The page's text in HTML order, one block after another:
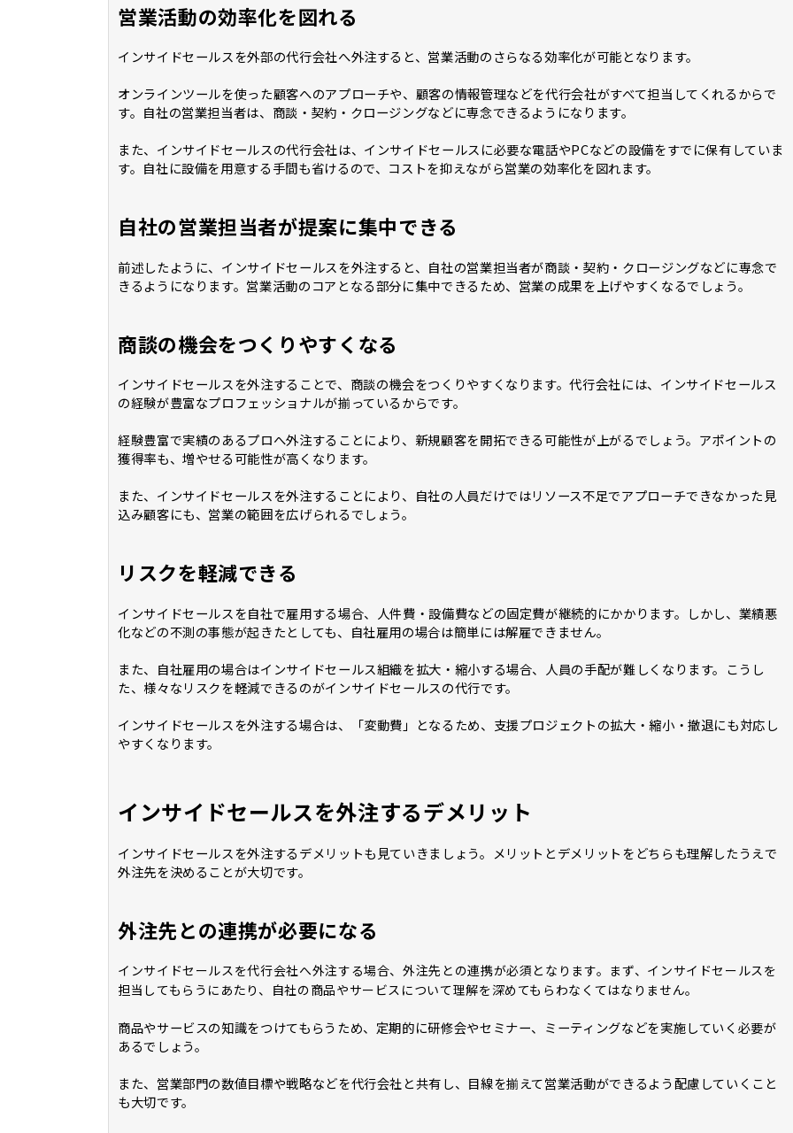
営業活動の効率化を図れる
インサイドセールスを外部の代行会社へ外注すると、営業活動のさらなる効率化が可能となります。
オンラインツールを使った顧客へのアプローチや、顧客の情報管理などを代行会社がすべて担当してくれるからで
す。自社の営業担当者は、商談・契約・クロージングなどに専念できるようになります。
また、インサイドセールスの代行会社は、インサイドセールスに必要な電話やPCなどの設備をすでに保有していま
す。自社に設備を用意する手間も省けるので、コストを抑えながら営業の効率化を図れます。
自社の営業担当者が提案に集中できる
前述したように、インサイドセールスを外注すると、自社の営業担当者が商談・契約・クロージングなどに専念で
きるようになります。営業活動のコアとなる部分に集中できるため、営業の成果を上げやすくなるでしょう。
商談の機会をつくりやすくなる
インサイドセールスを外注することで、商談の機会をつくりやすくなります。代行会社には、インサイドセールス
の経験が豊富なプロフェッショナルが揃っているからです。
経験豊富で実績のあるプロへ外注することにより、新規顧客を開拓できる可能性が上がるでしょう。アポイントの
獲得率も、増やせる可能性が高くなります。
また、インサイドセールスを外注することにより、自社の人員だけではリソース不足でアプローチできなかった見
込み顧客にも、営業の範囲を広げられるでしょう。
リスクを軽減できる
インサイドセールスを自社で雇用する場合、人件費・設備費などの固定費が継続的にかかります。しかし、業績悪
化などの不測の事態が起きたとしても、自社雇用の場合は簡単には解雇できません。
また、自社雇用の場合はインサイドセールス組織を拡大・縮小する場合、人員の手配が難しくなります。こうし
た、様々なリスクを軽減できるのがインサイドセールスの代行です。
インサイドセールスを外注する場合は、「変動費」となるため、支援プロジェクトの拡大・縮小・撤退にも対応し
やすくなります。
インサイドセールスを外注するデメリット
インサイドセールスを外注するデメリットも見ていきましょう。メリットとデメリットをどちらも理解したうえで
外注先を決めることが大切です。
外注先との連携が必要になる
インサイドセールスを代行会社へ外注する場合、外注先との連携が必須 と なります。まず、インサイドセールスを
担当してもらうにあたり、自社の商品やサービスについて理解を深めてもらわなく てはなりません。
商品やサービスの知識をつけてもらうため、定期的に研修会やセミナー、ミーティングなどを実施していく必要が
あるでしょう。
また、営業部門の数値目標や戦略などを代行会社と共有し、目線を揃えて営業活動ができるよう配慮していくこと
も大切です。